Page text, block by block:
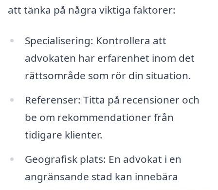
att tänka på några viktiga faktorer:
Specialisering: Kontrollera att
advokaten har erfarenhet inom det
rättsområde som rör din situation.
Referenser: Titta på recensioner och
be om rekommendationer från
tidigare klienter.
Geografisk plats: En advokat i en
angränsande stad kan innebära